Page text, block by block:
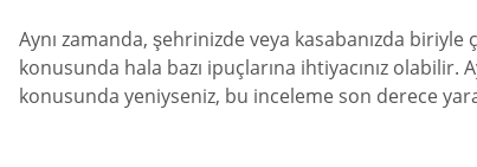
Aynı zamanda, şehrinizde veya kasabanızda
konusunda hala bazı ipuçlarına ihtiyacınız olabilir.
konusunda yeniyseniz, bu inceleme son derece